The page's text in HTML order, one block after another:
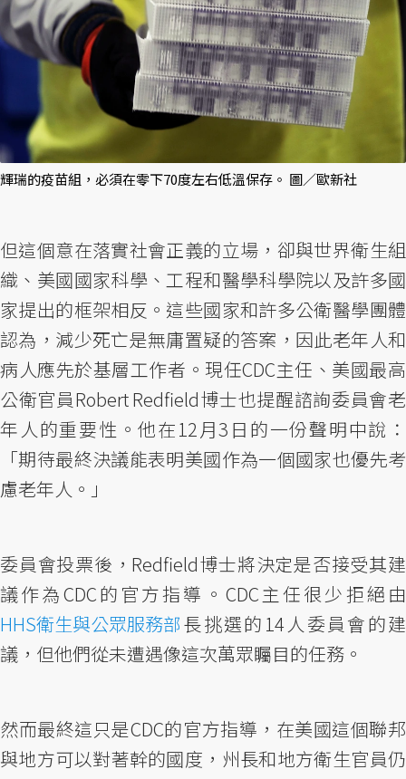
輝瑞的疫苗組，必須在零下70度左右低溫保存。 圖／歐新社
但這個意在落實社會正義的立場，卻與世界衛生組
織、美國國家科學、工程和醫學科學院以及許多國
家提出的框架相反。這些國家和許多公衛醫學團體
認為，減少死亡是無庸置疑的答案，因此老年人和
病人應先於基層工作者。現任CDC主任、美國最高
公衛官員Robert Redfield博士也提醒諮詢委員會老
年人的重要性。他在12月3日的一份聲明中說：
「期待最終決議能表明美國作為一個國家也優先考
慮老年人。」
委員會投票後，Redfield博士將決定是否接受其建
議作為CDC的官方指導。CDC主任很少拒絕由
HHS衛生與公眾服務部長挑選的14人委員會的建
議，但他們從未遭遇像這次萬眾矚目的任務。
然而最終這只是CDC的官方指導，在美國這個聯邦
與地方可以對著幹的國度，州長和地方衛生官員仍